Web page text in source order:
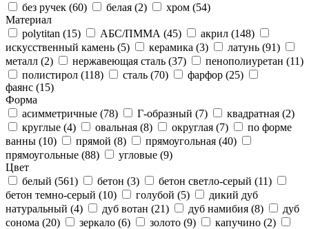
без ручек (60) белая (2) хром (54)
Материал
polytitan (15) АБС/ПММА (45) акрил (148)
искусственный камень (5) керамика (3) латунь (91)
металл (2) нержавеющая сталь (37) пенополиуретан (11)
полистирол (118) сталь (70) фарфор (25)
фаянс (15)
Форма
асимметричные (78) Г-образный (7) квадратная (2)
круглые (4) овальная (8) округлая (7)
по форме
ванны (10) прямой (8) прямоугольная (40)
прямоугольные (88) угловые (9)
Цвет
белый (561) бетон (3) бетон светло-серый (11)
бетон темно-серый (10) голубой (5)
дикий дуб
натуральный (4) дуб вотан (21) дуб намибия (8)
дуб
сонома (20) зеркало (6) золото (9) капучино (2)